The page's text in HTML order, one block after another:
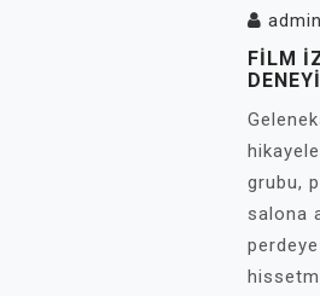
admin
FILM
grubu,
salona